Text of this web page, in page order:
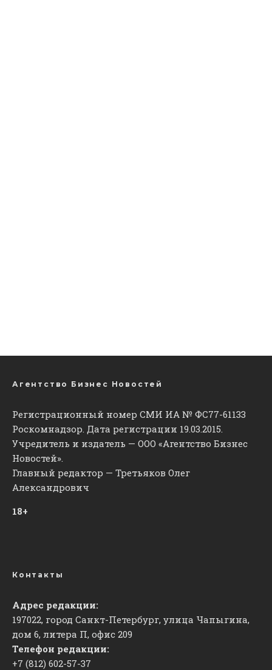
Агентство Бизнес Новостей
Регистрационный номер СМИ ИА № ФС77-61133
Роскомнадзор. Дата регистрации 19.03.2015.
Учредитель и издатель — ООО «Агентство Бизнес
Новостей».
Главный редактор — Третьяков Олег
Александрович
18+
Контакты
Адрес редакции:
197022, город Санкт-Петербург, улица Чапыгина,
дом 6, литера П, офис 209
Телефон редакции:
+7 (812) 602-57-37